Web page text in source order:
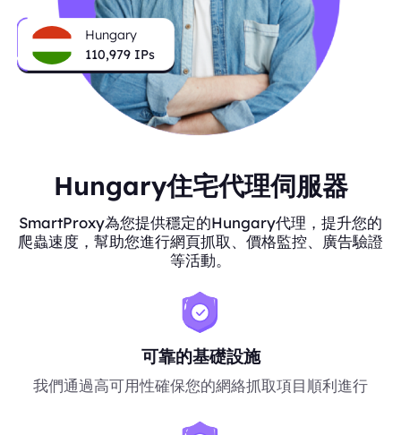
Hungary
110,979 IPs
Hungary住宅代理伺服器
SmartProxy為您提供穩定的Hungary代理，提升您的
爬蟲速度，幫助您進行網頁抓取、價格監控、廣告驗證
等活動。
可靠的基礎設施
我們通過高可用性確保您的網絡抓取項目順利進行